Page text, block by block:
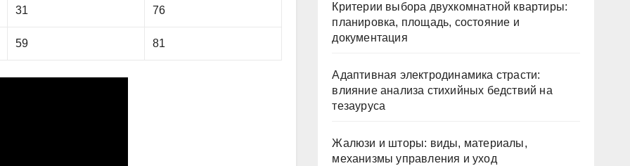
31 76
59 81
Критерии выбора двухкомнатной квартиры:
планировка, площадь, состояние и
документация
Адаптивная электродинамика страсти:
влияние анализа стихийных бедствий на
тезауруса
Жалюзи и шторы: виды, материалы,
механизмы управления и уход